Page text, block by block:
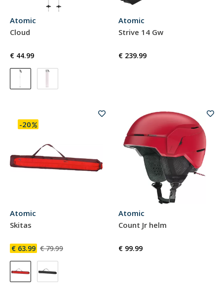
Atomic
Cloud
€ 44.99
Atomic
Strive 14 Gw
€ 239.99
Atomic
Skitas
€ 63.99 € 79.99
-20
Atomic
Count Jr helm
€ 99.99